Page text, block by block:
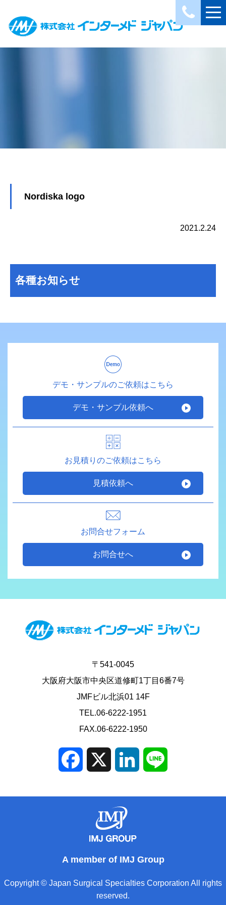
各種お知らせ
Nordiska logo
2021.2.24
デモ・サンプルのご依頼はこちら
デモ・サンプル依頼へ
お見積りのご依頼はこちら
見積依頼へ
お問合せフォーム
お問合せへ
〒541-0045
大阪府大阪市中央区道修町1丁目6番7号
JMFビル北浜01 14F
TEL.06-6222-1951
FAX.06-6222-1950
Facebook LinkedIn
A member of IMJ Group
Copyright © Japan Surgical Specialties Corporation All rights
reserved.